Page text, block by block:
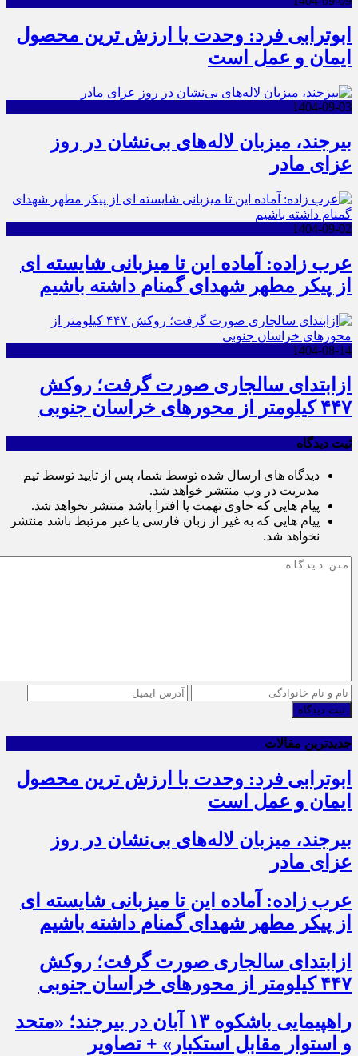
ابوترابی فرد: وحدت با ارزش ترین محصول
ایمان و عمل است
1404-09-03
بیرجند، میزبان لاله‌های بی‌نشان در روز
عزای مادر
1404-09-02
عرب زاده: آماده این تا میزبانی شایسته ای
از پیکر مطهر شهدای گمنام داشته باشیم
1404-08-14
ازابتدای سالجاری صورت گرفت؛ روکش
۴۴۷ کیلومتر از محورهای خراسان جنوبی
ثبت دیدگاه
دیدگاه های ارسال شده توسط شما، پس از تایید توسط تیم
مدیریت در وب منتشر خواهد شد.
پیام هایی که حاوی تهمت یا افترا باشد منتشر نخواهد شد.
پیام هایی که به غیر از زبان فارسی یا غیر مرتبط باشد منتشر
نخواهد شد.
ثبت دیدگاه
جدیدترین مقالات
ابوترابی فرد: وحدت با ارزش ترین محصول
ایمان و عمل است
بیرجند، میزبان لاله‌های بی‌نشان در روز
عزای مادر
عرب زاده: آماده این تا میزبانی شایسته ای
از پیکر مطهر شهدای گمنام داشته باشیم
ازابتدای سالجاری صورت گرفت؛ روکش
۴۴۷ کیلومتر از محورهای خراسان جنوبی
راهپیمایی باشکوه ۱۳ آبان در بیرجند؛ «متحد
و استوار مقابل استکبار» + تصاویر